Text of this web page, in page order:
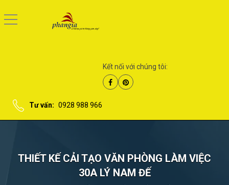
Kết nối với chúng tôi:
Tư vấn: 0928 988 966
THIẾT KẾ CẢI TẠO VĂN PHÒNG LÀM VIỆC
30A LÝ NAM ĐẾ